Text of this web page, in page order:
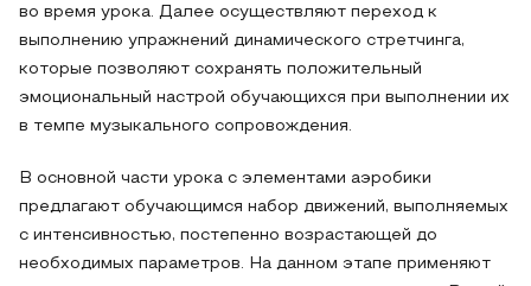
во время урока. Далее осуществляют переход к
выполнению упражнений динамического стретчинга,
которые позволяют сохранять положительный
эмоциональный настрой обучающихся при выполнении их
в темпе музыкального сопровождения.
В основной части урока с элементами аэробики
предлагают обучающимся набор движений, выполняемых
с интенсивностью, постепенно возрастающей до
необходимых параметров. На данном этапе применяют